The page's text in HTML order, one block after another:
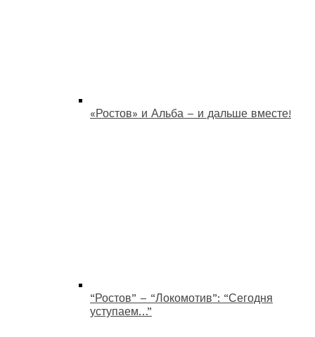
«Ростов» и Альба – и дальше вместе!
“Ростов” – “Локомотив”: “Сегодня
уступаем…”